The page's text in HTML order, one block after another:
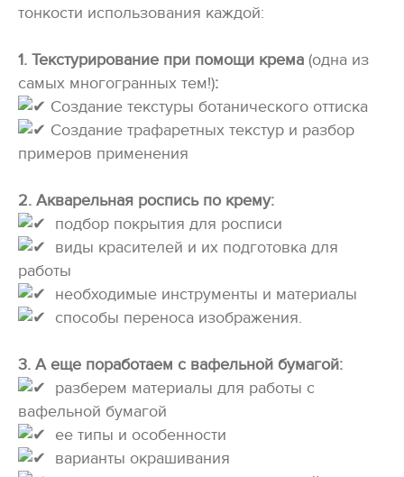
тонкости использования каждой:
1. Текстурирование при помощи крема (одна из
самых многогранных тем!):
Создание текстуры ботанического оттиска
Создание трафаретных текстур и разбор
примеров применения
2. Акварельная роспись по крему:
подбор покрытия для росписи
виды красителей и их подготовка для
работы
необходимые инструменты и материалы
способы переноса изображения.
3. А еще поработаем с вафельной бумагой:
разберем материалы для работы с
вафельной бумагой
ее типы и особенности
варианты окрашивания